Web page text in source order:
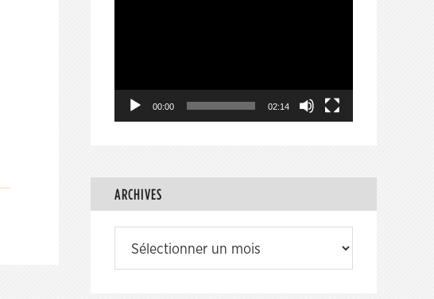
00:00 02:14
ARCHIVES